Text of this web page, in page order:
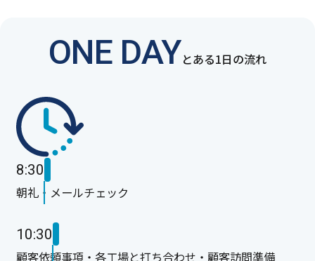
ONE DAYとある1日の流れ
8:30
朝礼・メールチェック
10:30
顧客依頼事項・各工場と打ち合わせ・顧客訪問準備